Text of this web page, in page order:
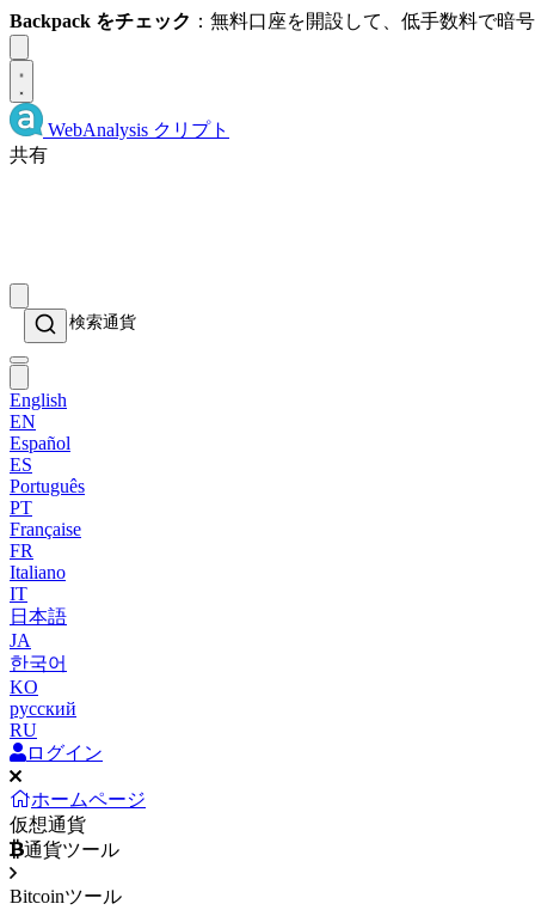
Backpack をチェック ：無料口座を開設して、低手数料で暗
WebAnalysis クリプト
共有
English
EN
Español
ES
Português
PT
Française
FR
Italiano
IT
日本語
JA
한국어
KO
русский
RU
ログイン
ホームページ
仮想通貨
通貨ツール
Bitcoinツール